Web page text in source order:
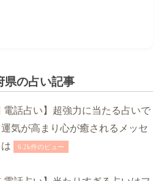
県の占い記事
電話占い】超強力に当たる占いで
気が高まり心が癒されるメッセ
6.2k件のビュー